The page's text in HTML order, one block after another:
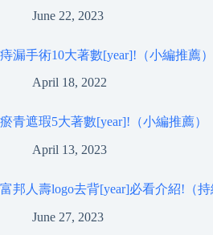
June 22, 2023
痔漏手術10大著數[year]!（小編推薦）
April 18, 2022
瘀青遮瑕5大著數[year]!（小編推薦）
April 13, 2023
富邦人壽logo去背[year]必看介紹!（持
June 27, 2023